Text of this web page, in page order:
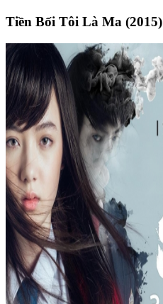
Tiền Bối Tôi Là Ma (2015)